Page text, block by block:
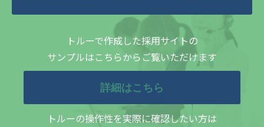
トルーで作成した採用サイトの
サンプルはこちらからご覧いただけます
詳細はこちら
トルーの操作性を実際に確認したい方は